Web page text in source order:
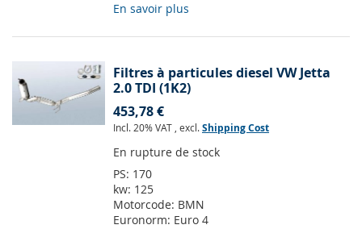
En savoir plus
Filtres à particules diesel VW Jetta
2.0 TDI (1K2)
453,78 €
Incl. 20% VAT , excl.Shipping Cost
En rupture de stock
PS: 170
kw: 125
Motorcode: BMN
Euronorm: Euro 4